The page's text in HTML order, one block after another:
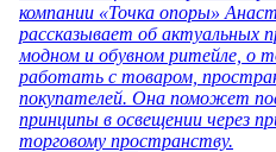
компании «Точка опоры»
рассказывает об актуальных
модном и обувном ритейле, о
работать с товаром,
покупателей. Она поможет
принципы в освещении через
торговому пространству.